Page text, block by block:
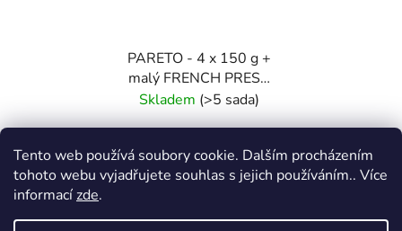
Tento web používá soubory cookie. Dalším procházením
tohoto webu vyjadřujete souhlas s jejich používáním.. Více
informacízde.
PARETO - 4 x 150 g +
malý FRENCH PRESS
Degustační balíček s
konvičkou
Skladem (>5 sada)
1 099 Kč
1 415 Kč (–22 %)
DO KOŠÍKU